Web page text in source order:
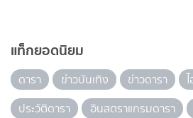
แท็กยอดนิยม
ดารา ข่าวบันเทิง ข่าวดารา
ประวัติดารา
อินสตราแกรมดารา